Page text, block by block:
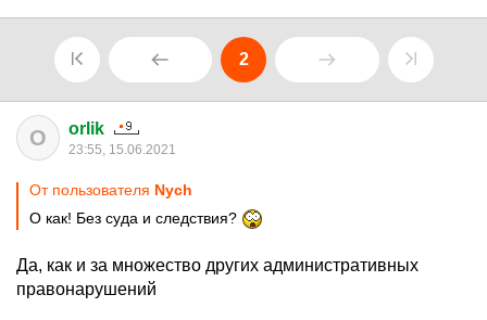
2
O orlik
23:55, 15.06.2021
От пользователя Nych
О как! Без суда и следствия?
Да, как и за множество других административных
правонарушений